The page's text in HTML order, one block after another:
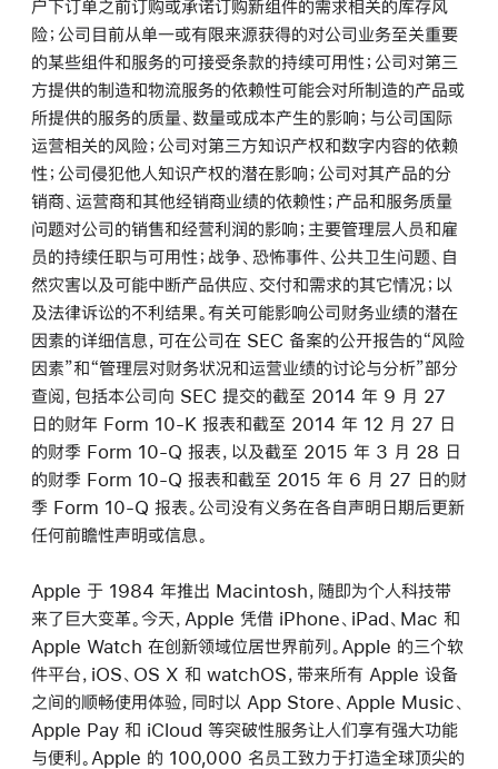
户下订单之前订购或承诺订购新组件的需求相关的库存风
险；公司目前从单一或有限来源获得的对公司业务至关重要
的某些组件和服务的可接受条款的持续可用性；公司对第三
方提供的制造和物流服务的依赖性可能会对所制造的产品或
所提供的服务的质量、数量或成本产生的影响；与公司国际
运营相关的风险；公司对第三方知识产权和数字内容的依赖
性；公司侵犯他人知识产权的潜在影响；公司对其产品的分
销商、运营商和其他经销商业绩的依赖性；产品和服务质量
问题对公司的销售和经营利润的影响；主要管理层人员和雇
员的持续任职与可用性；战争、恐怖事件、公共卫生问题、自
然灾害以及可能中断产品供应、交付和需求的其它情况；以
及法律诉讼的不利结果。有关可能影响公司财务业绩的潜在
因素的详细信息，可在公司在 SEC 备案的公开报告的“风险
因素”和“管理层对财务状况和运营业绩的讨论与分析”部分
查阅，包括本公司向 SEC 提交的截至 2014 年 9 月 27
日的财年 Form 10-K 报表和截至 2014 年 12 月 27 日
的财季 Form 10-Q 报表，以及截至 2015 年 3 月 28 日
的财季 Form 10-Q 报表和截至 2015 年 6 月 27 日的财
季 Form 10-Q 报表。公司没有义务在各自声明日期后更新
任何前瞻性声明或信息。
Apple 于 1984 年推出 Macintosh，随即为个人科技带
来了巨大变革。今天，Apple 凭借 iPhone、iPad、Mac 和
Apple Watch 在创新领域位居世界前列。Apple 的三个软
件平台，iOS、OS X 和 watchOS，带来所有 Apple 设备
之间的顺畅使用体验，同时以 App Store、Apple Music、
Apple Pay 和 iCloud 等突破性服务让人们享有强大功能
与便利。Apple 的 100,000 名员工致力于打造全球顶尖的